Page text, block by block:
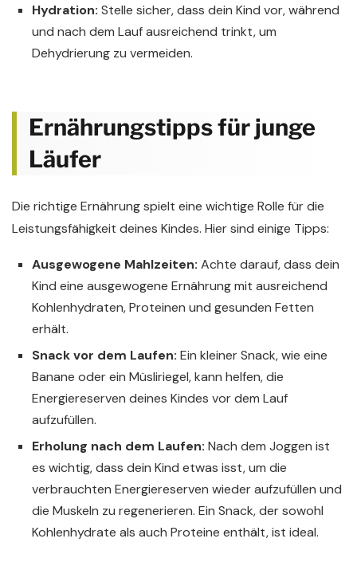
Hydration: Stelle sicher, dass dein Kind vor, während
und nach dem Lauf ausreichend trinkt, um
Dehydrierung zu vermeiden.
Ernährungstipps für junge
Läufer
Die richtige Ernährung spielt eine wichtige Rolle für die
Leistungsfähigkeit deines Kindes. Hier sind einige Tipps:
Ausgewogene Mahlzeiten: Achte darauf, dass dein
Kind eine ausgewogene Ernährung mit ausreichend
Kohlenhydraten, Proteinen und gesunden Fetten
erhält.
Snack vor dem Laufen: Ein kleiner Snack, wie eine
Banane oder ein Müsliriegel, kann helfen, die
Energiereserven deines Kindes vor dem Lauf
aufzufüllen.
Erholung nach dem Laufen: Nach dem Joggen ist
es wichtig, dass dein Kind etwas isst, um die
verbrauchten Energiereserven wieder aufzufüllen und
die Muskeln zu regenerieren. Ein Snack, der sowohl
Kohlenhydrate als auch Proteine enthält, ist ideal.